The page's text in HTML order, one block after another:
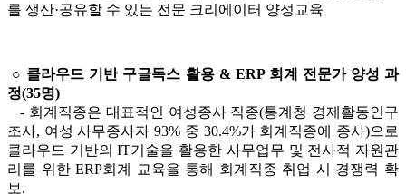
를 생산·공유할 수 있는 전문 크리에이터 양성교육
○ 클라우드 기반 구글독스 활용 & ERP 회계 전문가 양성 과
정(35명)
- 회계직종은 대표적인 여성종사 직종(통계청 경제활동인구
조사, 여성 사무종사자 93% 중 30.4%가 회계직종에 종사)으로
클라우드 기반의 IT기술을 활용한 사무업무 및 전사적 자원관
리를 위한 ERP회계 교육을 통해 회계직종 취업 시 경쟁력 확
보.